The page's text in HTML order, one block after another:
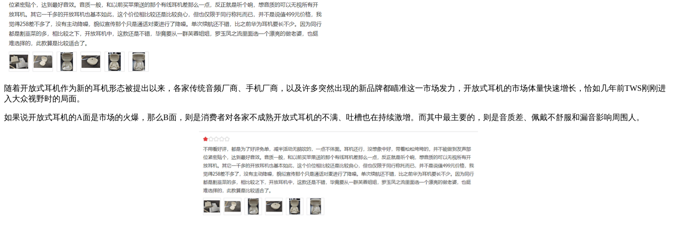
随着开放式耳机作为新的耳机形态被提出以来，各家传统音频厂商、手机厂商，以及许多突然出现的新品牌都瞄准这一市场发力，开放式耳机的市场体量快速增长，恰如几年前TWS刚刚进
入大众视野时的局面。
如果说开放式耳机的A面是市场的火爆，那么B面，则是消费者对各家不成熟开放式耳机的不满、吐槽也在持续激增。而其中最主要的，则是音质差、佩戴不舒服和漏音影响周围人。